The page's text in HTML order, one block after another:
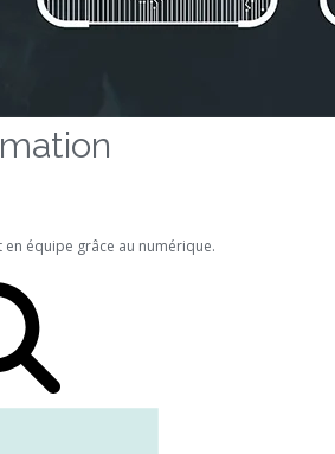
en équipe grâce au numérique.